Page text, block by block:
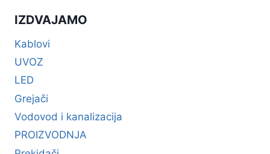
IZDVAJAMO
Kablovi
UVOZ
LED
Grejači
Vodovod i kanalizacija
PROIZVODNJA